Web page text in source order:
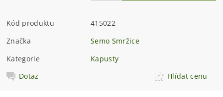
Kód produktu
415022
Značka
Semo Smržice
Kategorie
Kapusty
Dotaz
Hlídat cenu